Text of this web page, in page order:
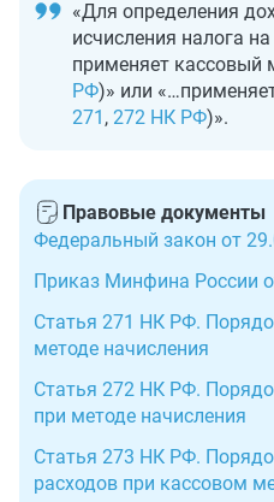
«Для определения
исчисления налога
применяет кассовый
РФ)» или
271 , 272 НК РФ)».
Правовые документы
Федеральный закон от
Приказ Минфина России
Статья 271 НК РФ.
методе начисления
Статья 272 НК РФ.
при методе начисления
Статья 273 НК РФ.
расходов при кассовом